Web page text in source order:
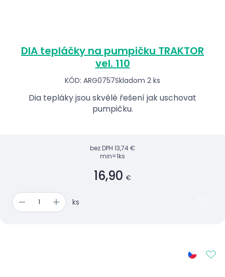
DIA tepláčky na pumpičku TRAKTOR
vel. 110
KÓD: ARG0757Skladom 2 ks
Dia tepláky jsou skvělé řešení jak uschovat
pumpičku.
bez DPH 13,74 €
min=1ks
16,90 €
ks